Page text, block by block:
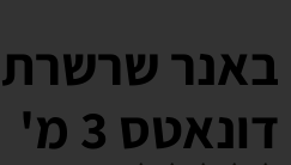
דונאטס 3 מ'